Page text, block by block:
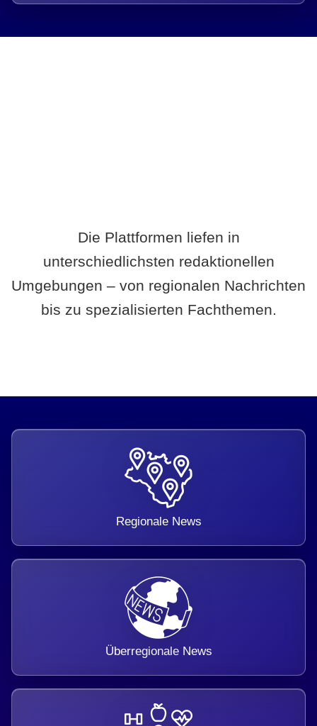
Die Plattformen liefen in
unterschiedlichsten redaktionellen
Umgebungen – von regionalen Nachrichten
bis zu spezialisierten Fachthemen.
Regionale News
Überregionale News